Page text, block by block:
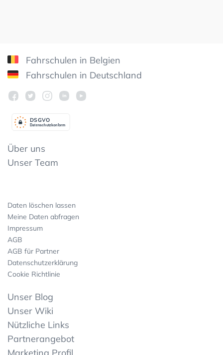
Fahrschulen in Belgien
Fahrschulen in Deutschland
Datenschutzkonform
DSGVO
Über uns
Unser Team
Daten löschen lassen
Meine Daten abfragen
Impressum
AGB
AGB für Partner
Datenschutzerklärung
Cookie Richtlinie
Unser Blog
Unser Wiki
Nützliche Links
Partnerangebot
Marketing Profil